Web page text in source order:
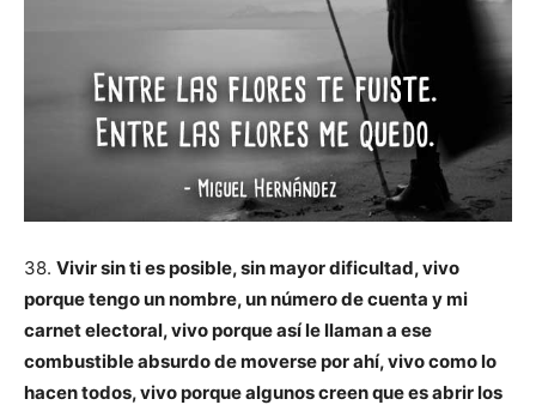
38. Vivir sin ti es posible, sin mayor dificultad, vivo
porque tengo un nombre, un número de cuenta y mi
carnet electoral, vivo porque así le llaman a ese
combustible absurdo de moverse por ahí, vivo como lo
hacen todos, vivo porque algunos creen que es abrir los